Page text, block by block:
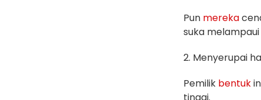
Pun mereka
suka
2. Menyerupai
Pemilik bentuk